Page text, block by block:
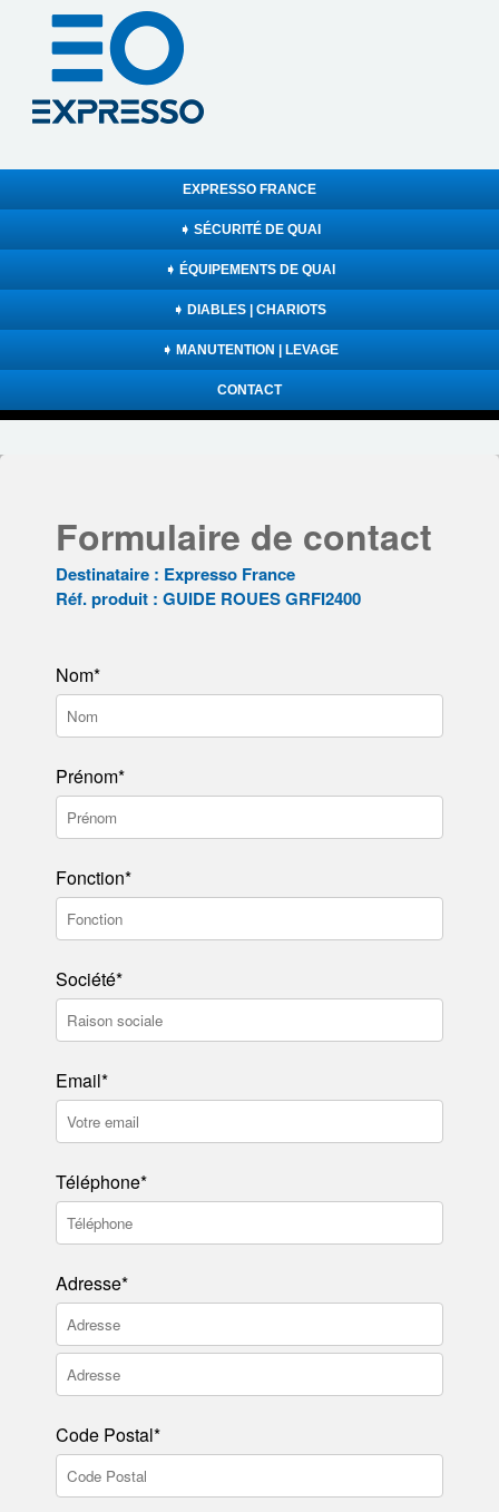
EXPRESSO FRANCE
➧ SÉCURITÉ DE QUAI
➧ ÉQUIPEMENTS DE QUAI
➧ DIABLES | CHARIOTS
➧ MANUTENTION | LEVAGE
CONTACT
Formulaire de contact
Destinataire : Expresso France
Réf. produit : GUIDE ROUES GRFI2400
Nom*
Prénom*
Fonction*
Société*
Email*
Téléphone*
Adresse*
Code Postal*